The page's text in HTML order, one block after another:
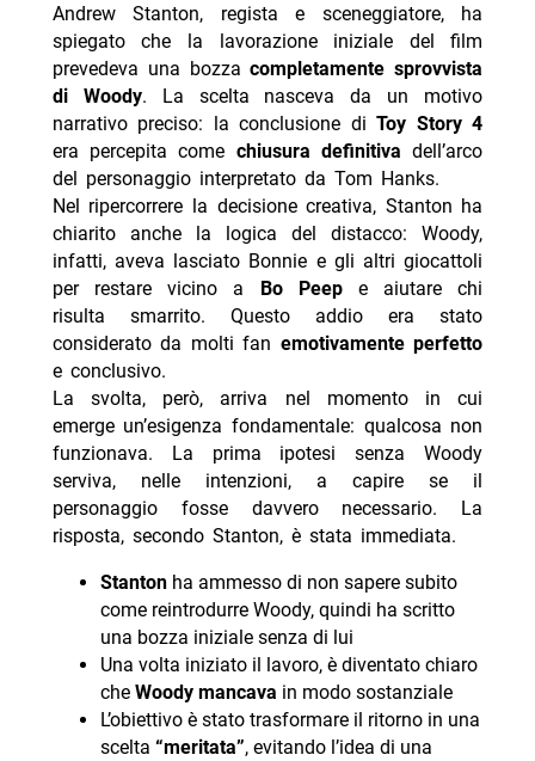
- Gerry Scotti e Monica Setta: compleanni in Puglia
Andrew Stanton, regista e sceneggiatore, ha
spiegato che la lavorazione iniziale del film
prevedeva una bozzacompletamente sprovvista
di Woody. La scelta nasceva da un motivo
narrativo preciso: la conclusione diToy Story 4
era percepita come chiusura definitiva dell’arco
del personaggio interpretato da Tom Hanks.
Nel ripercorrere la decisione creativa, Stanton ha
chiarito anche la logica del distacco: Woody,
infatti, aveva lasciato Bonnie e gli altri giocattoli
per restare vicino a Bo Peepe aiutare chi
risulta smarrito. Questo addio era stato
considerato da molti fan emotivamente perfetto
e conclusivo.
La svolta, però, arriva nel momento in cui
emerge un’esigenza fondamentale: qualcosa non
funzionava. La prima ipotesi senza Woody
serviva, nelle intenzioni, a capire se il
personaggio fosse davvero necessario. La
risposta, secondo Stanton, è stata immediata.
Stantonha ammesso di non sapere subito
come reintrodurre Woody, quindi ha scritto
una bozza iniziale senza di lui
Una volta iniziato il lavoro, è diventato chiaro
che Woody mancava in modo sostanziale
L’obiettivo è stato trasformare il ritorno in una
scelta “meritata”, evitando l’idea di una